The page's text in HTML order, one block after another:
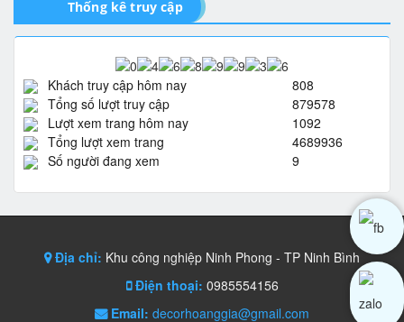
Thống kê truy cập
Khách truy cập hôm nay
808
Tổng số lượt truy cập
879578
Lượt xem trang hôm nay
1092
Tổng lượt xem trang
4689936
Số người đang xem
9
Địa chỉ: Khu công nghiệp Ninh Phong - TP Ninh Bình
Điện thoại: 0985554156
Email: decorhoanggia@gmail.com